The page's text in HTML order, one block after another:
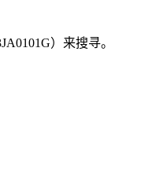
）来搜寻。